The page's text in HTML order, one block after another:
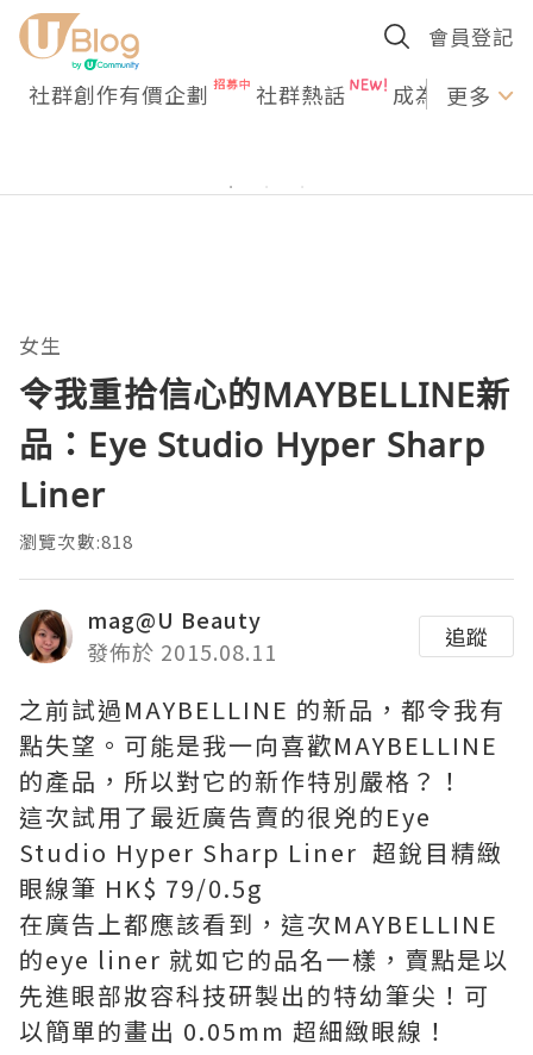
會員登記
社群創作有價企劃 社群熱話 成為U更多
女生
令我重拾信心的MAYBELLINE新
品：Eye Studio Hyper Sharp
Liner
瀏覽次數:818
mag@U Beauty
發佈於 2015.08.11
追蹤
之前試過MAYBELLINE 的新品，都令我有
點失望。可能是我一向喜歡MAYBELLINE
的產品，所以對它的新作特別嚴格？！
這次試用了最近廣告賣的很兇的Eye
Studio Hyper Sharp Liner 超銳目精緻
眼線筆 HK$ 79/0.5g
在廣告上都應該看到，這次MAYBELLINE
的eye liner 就如它的品名一樣，賣點是以
先進眼部妝容科技研製出的特幼筆尖！可
以簡單的畫出 0.05mm 超細緻眼線！